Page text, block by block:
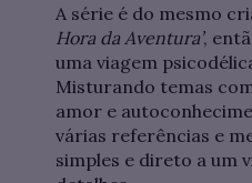
A série é do mesmo
Hora da Aventura’,
uma viagem
Misturando temas
amor e
várias referências e
simples e direto a um